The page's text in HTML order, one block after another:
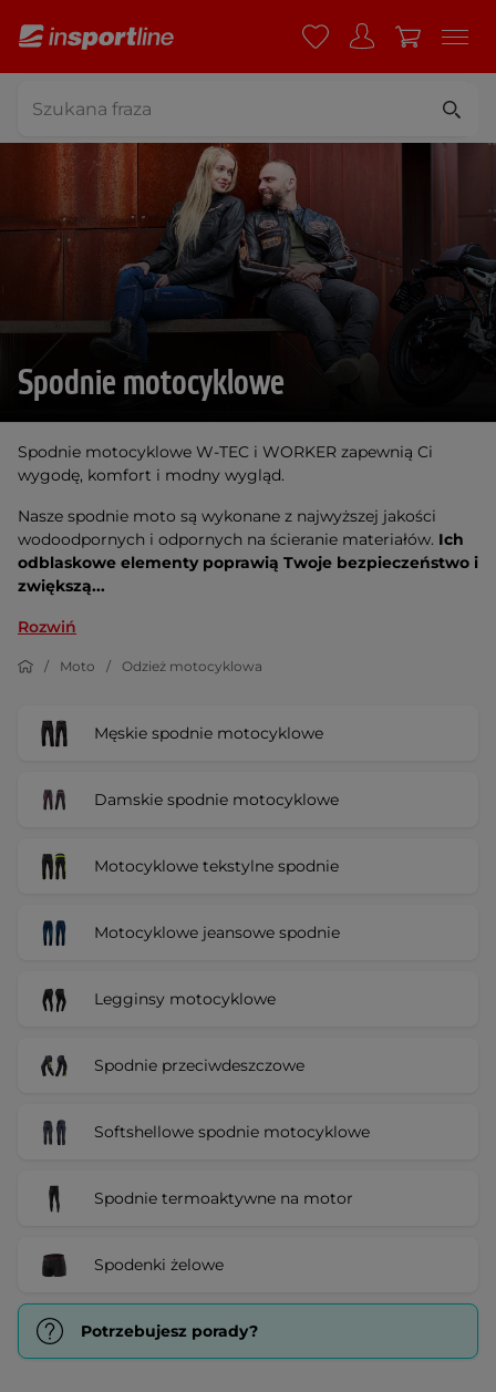
Spodnie motocyklowe
Spodnie motocyklowe W-TEC i WORKER zapewnią Ci
wygodę, komfort i modny wygląd.
Nasze spodnie moto są wykonane z najwyższej jakości
wodoodpornych i odpornych na ścieranie materiałów. Ich
odblaskowe elementy poprawią Twoje bezpieczeństwo i
zwiększą...
Rozwiń
Moto Odzież motocyklowa
Męskie spodnie motocyklowe
Damskie spodnie motocyklowe
Motocyklowe tekstylne spodnie
Motocyklowe jeansowe spodnie
Legginsy motocyklowe
Spodnie przeciwdeszczowe
Softshellowe spodnie motocyklowe
Spodnie termoaktywne na motor
Spodenki żelowe
Potrzebujesz porady?